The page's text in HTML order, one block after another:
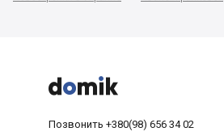



Позвонить +380(98) 656 34 02